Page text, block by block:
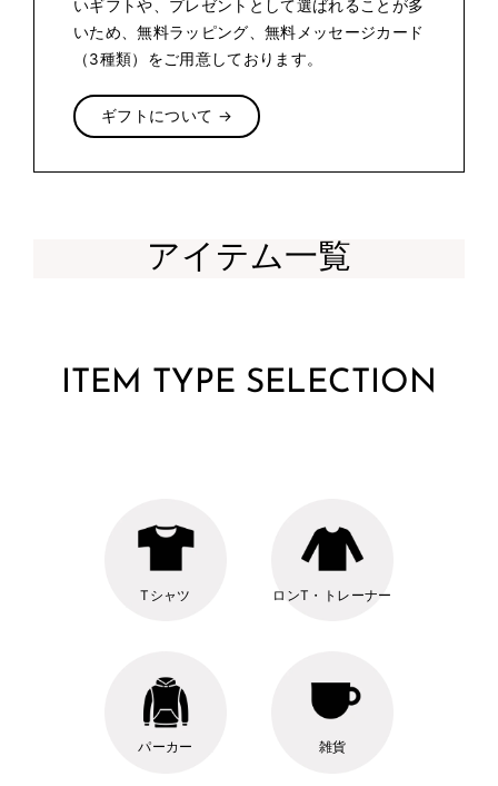
いギフトや、プレゼントとして選ばれることが多
いため、無料ラッピング、無料メッセージカード
（3種類）をご用意しております。
ギフトについて →
アイテム一覧
ITEM TYPE SELECTION
Tシャツ ロンT・トレーナー
パーカー 雑貨